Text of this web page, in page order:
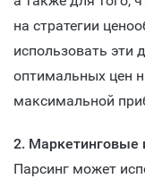
на стратегии
использовать эти
оптимальных цен
максимальной
2. Маркетинговые
Парсинг может